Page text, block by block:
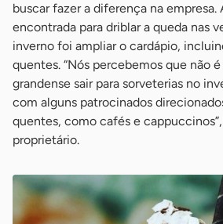
buscar fazer a diferença na empresa.
encontrada para driblar a queda nas
inverno foi ampliar o cardápio,
quentes. “Nós percebemos que não
grandense sair para sorveterias no
com alguns patrocinados
quentes, como cafés e
proprietário.